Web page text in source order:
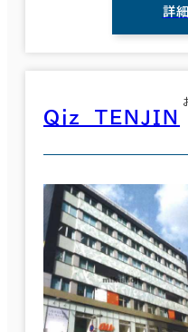
詳
Ｑｉｚ ＴＥＮＪＩＮ
駐車場設備あり
1フロア面積
78